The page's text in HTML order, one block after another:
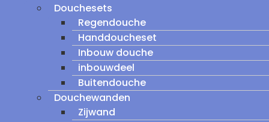
Douchesets
Regendouche
Handdoucheset
Inbouw douche
inbouwdeel
Buitendouche
Douchewanden
Zijwand